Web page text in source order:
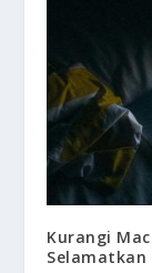
Kurangi
Selamatkan